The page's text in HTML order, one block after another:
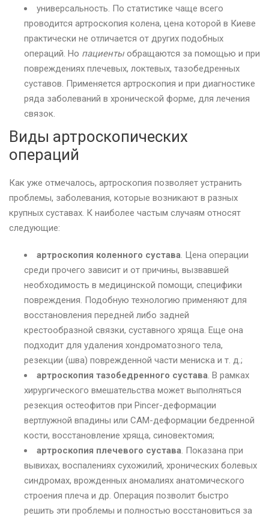
универсальность. По статистике чаще всего
проводится артроскопия колена, цена которой в Киеве
практически не отличается от других подобных
операций. Но пациенты обращаются за помощью и при
повреждениях плечевых, локтевых, тазобедренных
суставов. Применяется артроскопия и при диагностике
ряда заболеваний в хронической форме, для лечения
связок.
Виды артроскопических
операций
Как уже отмечалось, артроскопия позволяет устранить
проблемы, заболевания, которые возникают в разных
крупных суставах. К наиболее частым случаям относят
следующие:
артроскопия коленного сустава. Цена операции
среди прочего зависит и от причины, вызвавшей
необходимость в медицинской помощи, специфики
повреждения. Подобную технологию применяют для
восстановления передней либо задней
крестообразной связки, суставного хряща. Еще она
подходит для удаления хондроматозного тела,
резекции (шва) поврежденной части мениска и т. д.;
артроскопия тазобедренного сустава. В рамках
хирургического вмешательства может выполняться
резекция остеофитов при Pincer-деформации
вертлужной впадины или CAM-деформации бедренной
кости, восстановление хряща, синовектомия;
артроскопия плечевого сустава. Показана при
вывихах, воспалениях сухожилий, хронических болевых
синдромах, врожденных аномалиях анатомического
строения плеча и др. Операция позволит быстро
решить эти проблемы и полностью восстановиться за